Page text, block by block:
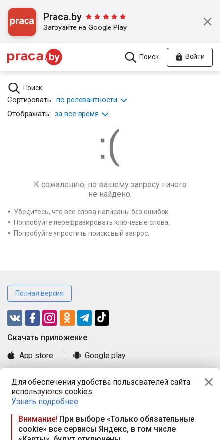
Для обеспечения удобства пользователей сайта
используются cookies.
Узнать подробнее
Внимание! При выборе «Только обязательные
cookie» все сервисы Яндекс, в том числе
Praca.by
Загрузите на Google Play
Поиск Войти
Поиск
Сортировать: по релевантности
Отображать: за все время
К сожалению, по вашему запросу ничего
не найдено.
Убедитесь, что все слова написаны без ошибок.
Попробуйте перефразировать ключевые слова.
Попробуйте упростить поисковый запрос.
Полная версия
Cкачать приложение
App store
Google play
Книга замечаний и предложений
Правила и документы
Praca.by © 2000—2026, ООО «ПРАЦА БАЙ»
Республика Беларусь, 220114, г. Минск, пр-т Независимости
117а, пом. № 9.